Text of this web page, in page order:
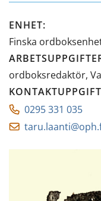
ENHET:
Finska
ordboksredaktör,
0295 331 035